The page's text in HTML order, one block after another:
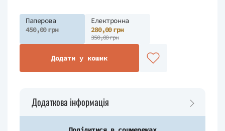
Паперова
450,00 грн
Електронна
280,00 грн
350,00 грн
Додати у кошик
Додаткова інформація